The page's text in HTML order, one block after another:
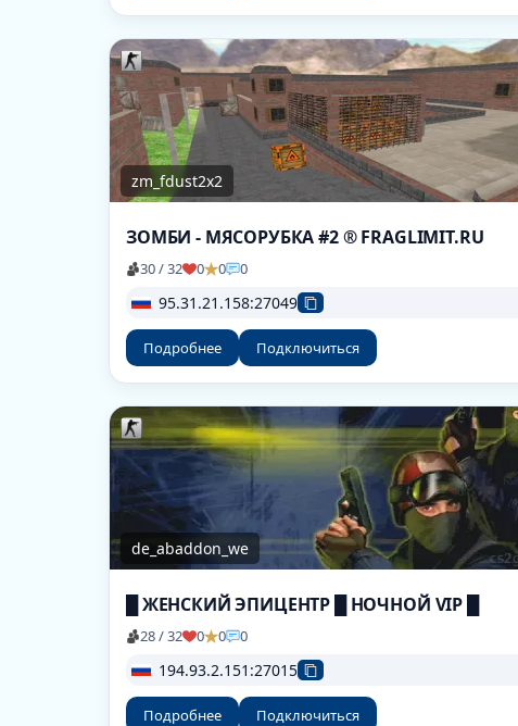
zm_fdust2x2
ЗОМБИ - МЯСОРУБКА #2 ® FRAGLIMIT.RU
30 / 32 0 0 0
95.31.21.158:27049
Подробнее Подключиться
de_abaddon_we
█ ЖЕНСКИЙ ЭПИЦЕНТР █ НОЧНОЙ VIP █
28 / 32 0 0 0
194.93.2.151:27015
Подробнее Подключиться